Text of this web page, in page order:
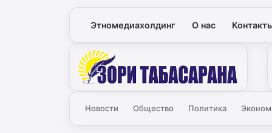
Этномедиахолдинг О нас
Зори
Новости Общество Политика